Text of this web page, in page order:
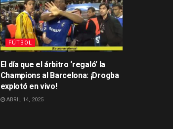
FÚTBOL
El día que el árbitro ‘regaló’ la
Champions al Barcelona: ¡Drogba
explotó en vivo!
ABRIL 14, 2025